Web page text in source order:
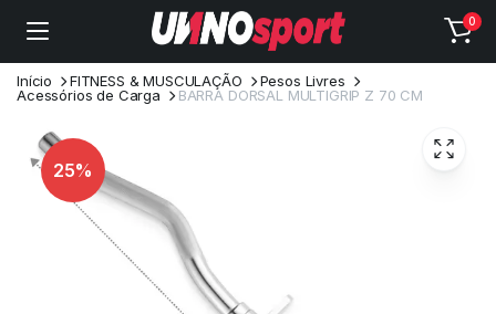
0
Início FITNESS & MUSCULAÇÃO
Pesos Livres
Acessórios de Carga
BARRA DORSAL MULTIGRIP Z 70 CM
25%